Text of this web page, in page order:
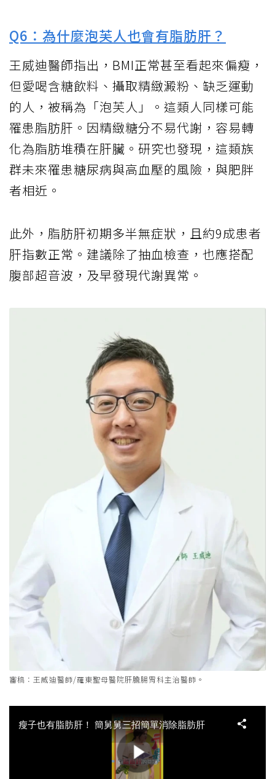
Q6：為什麼泡芙人也會有脂肪肝？
王威迪醫師指出，BMI正常甚至看起來偏瘦，
但愛喝含糖飲料、攝取精緻澱粉、缺乏運動
的人，被稱為「泡芙人」。這類人同樣可能
罹患脂肪肝。因精緻糖分不易代謝，容易轉
化為脂肪堆積在肝臟。研究也發現，這類族
群未來罹患糖尿病與高血壓的風險，與肥胖
者相近。
此外，脂肪肝初期多半無症狀，且約9成患者
肝指數正常。建議除了抽血檢查，也應搭配
腹部超音波，及早發現代謝異常。
審稿：王威迪醫師/羅東聖母醫院肝膽腸胃科主治醫師。